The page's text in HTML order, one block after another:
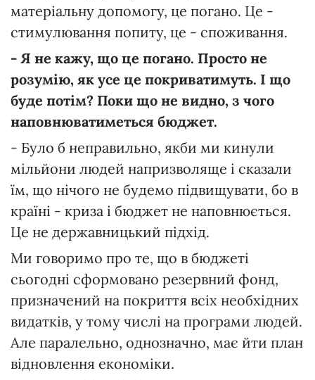
матеріальну допомогу, це погано. Це -
стимулювання попиту, це - споживання.
- Я не кажу, що це погано. Просто не
розумію, як усе це покриватимуть. І що
буде потім? Поки що не видно, з чого
наповнюватиметься бюджет.
- Було б неправильно, якби ми кинули
мільйони людей напризволяще і сказали
їм, що нічого не будемо підвищувати, бо в
країні - криза і бюджет не наповнюється.
Це не державницький підхід.
Ми говоримо про те, що в бюджеті
сьогодні сформовано резервний фонд,
призначений на покриття всіх необхідних
видатків, у тому числі на програми людей.
Але паралельно, однозначно, має йти план
відновлення економіки.